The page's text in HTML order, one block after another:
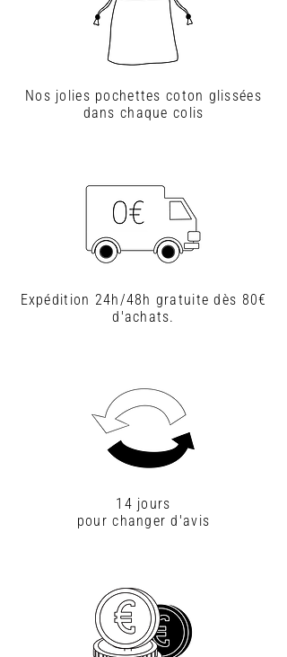
Nos jolies pochettes coton glissées
dans chaque colis
Expédition 24h/48h gratuite dès 80€
d'achats.
14 jours
pour changer d'avis